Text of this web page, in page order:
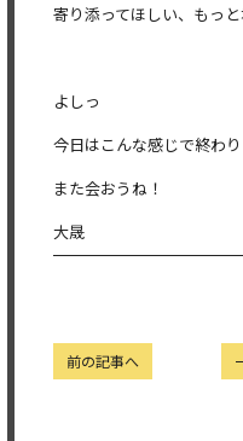
寄り添ってほしい、もっ
よしっ
今日はこんな感じで終わり
また会おうね！
大晟
前の記事へ